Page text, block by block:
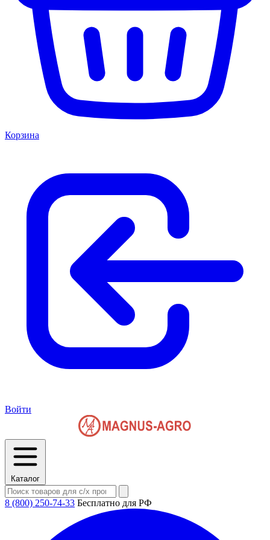
Корзина
Войти
Каталог
8 (800) 250-74-33 Бесплатно для РФ